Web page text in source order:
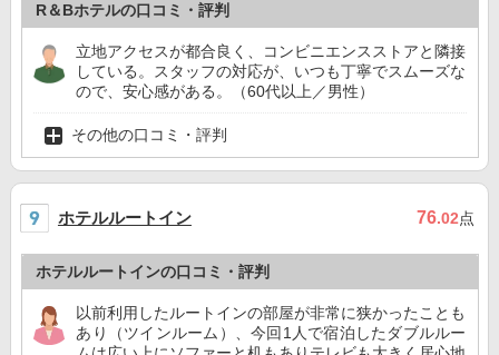
R＆Bホテルの口コミ・評判
立地アクセスが都合良く、コンビニエンスストアと隣接
している。スタッフの対応が、いつも丁寧でスムーズな
ので、安心感がある。（60代以上／男性）
その他の口コミ・評判
ホテルルートイン 76.02点
ホテルルートインの口コミ・評判
以前利用したルートインの部屋が非常に狭かったことも
あり（ツインルーム）、今回1人で宿泊したダブルルー